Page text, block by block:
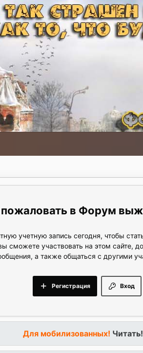
Форум
учетную запись сегодня, чтобы
сможете участвовать на этом сайте,
а также общаться с другими
Вход
Регистрация
Для мобилизованных! Читать!